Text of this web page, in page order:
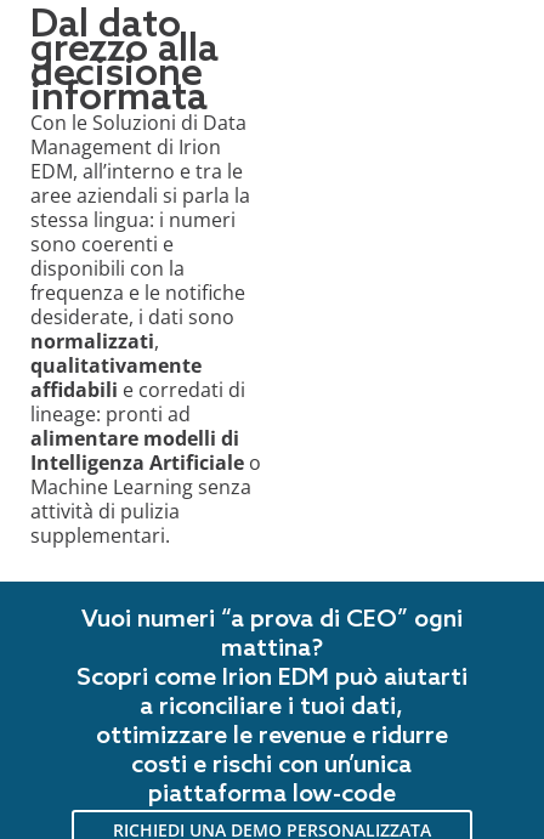
Dal dato
grezzo alla
decisione
informata
Con le Soluzioni di Data
Management di Irion
EDM, all’interno e tra le
aree aziendali si parla la
stessa lingua: i numeri
sono coerenti e
disponibili con la
frequenza e le notifiche
desiderate, i dati sono
normalizzati,
qualitativamente
affidabili e corredati di
lineage: pronti ad
alimentare modelli di
Intelligenza Artificiale o
Machine Learning senza
attività di pulizia
supplementari.
Vuoi numeri “a prova di CEO” ogni
mattina?
Scopri come Irion EDM può aiutarti
a riconciliare i tuoi dati,
ottimizzare le revenue e ridurre
costi e rischi con un’unica
piattaforma low-code
RICHIEDI UNA DEMO PERSONALIZZATA